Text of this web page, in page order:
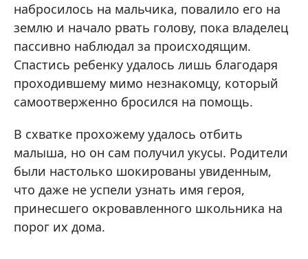
набросилось на мальчика, повалило его на
землю и начало рвать голову, пока владелец
пассивно наблюдал за происходящим.
Спастись ребенку удалось лишь благодаря
проходившему мимо незнакомцу, который
самоотверженно бросился на помощь.
В схватке прохожему удалось отбить
малыша, но он сам получил укусы. Родители
были настолько шокированы увиденным,
что даже не успели узнать имя героя,
принесшего окровавленного школьника на
порог их дома.